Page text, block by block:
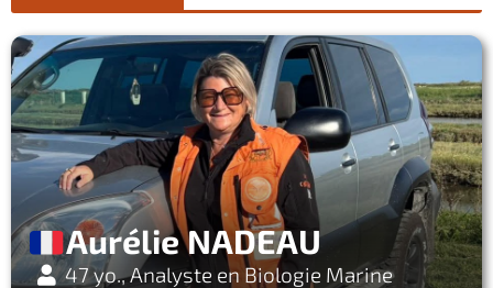
Aurélie NADEAU
47 yo., Analyste en Biologie Marine